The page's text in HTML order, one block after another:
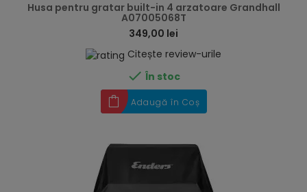
Husa pentru gratar built-in 4 arzatoare Grandhall
A07005068T
349,00 lei
Citește review-urile
 În stoc
Adaugă în Coș